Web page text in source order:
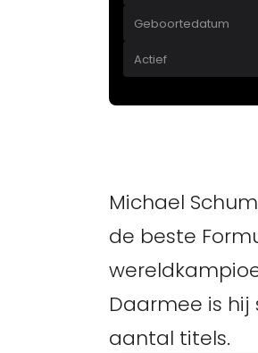
Geboortedatum
Actief
Michael
de beste
Daarmee is
aantal titels.